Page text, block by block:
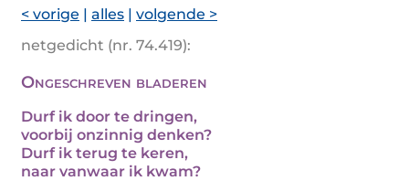
< vorige | alles | volgende >
netgedicht (nr. 74.419):
Ongeschreven bladeren
Durf ik door te dringen,
voorbij onzinnig denken?
Durf ik terug te keren,
naar vanwaar ik kwam?